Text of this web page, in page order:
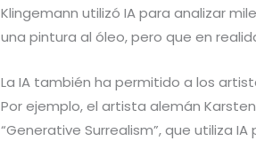
Klingemann utilizó IA para analizar
una pintura al óleo, pero que en
La IA también ha permitido a los
Por ejemplo, el artista alemán
“Generative Surrealism”, que utiliza